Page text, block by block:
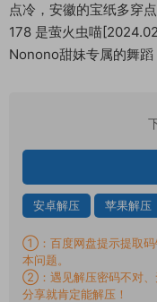
点冷，安徽的宝纸多穿
178 是萤火虫喵
Nonono甜妹专属的舞
安卓解压 苹果解压
①：百度网盘提示提取码
本问题。
②：遇见解压密码不对、
分享就肯定能解压！